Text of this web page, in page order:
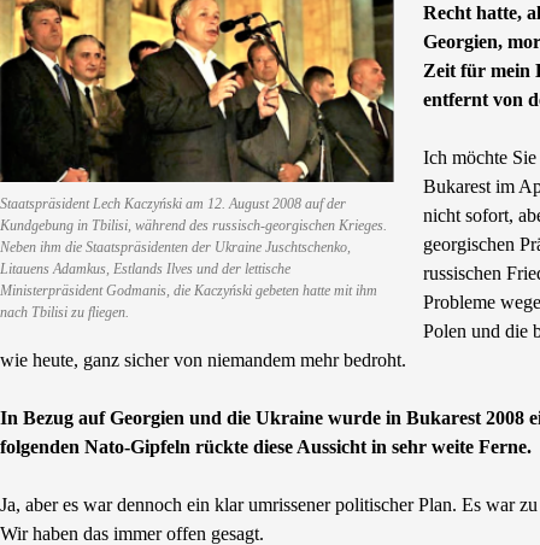
Staatspräsident Lech Kaczyński am 12. August 2008 auf der
Kundgebung in Tbilisi, während des russisch-georgischen Krieges.
Neben ihm die Staatspräsidenten der Ukraine Juschtschenko,
Litauens Adamkus, Estlands Ilves und der lettische
Ministerpräsident Godmanis, die Kaczyński gebeten hatte mit ihm
nach Tbilisi zu fliegen.
Recht hatte,
Georgien,
Zeit für mein
entfernt von
Ich möchte
Bukarest im
nicht sofort,
georgischen
russischen
Probleme
Polen und die
wie heute, ganz sicher von niemandem mehr bedroht.
In Bezug auf Georgien und die Ukraine wurde in Bukarest
folgenden Nato-Gipfeln rückte diese Aussicht in sehr weite Ferne.
Ja, aber es war dennoch ein klar umrissener politischer Plan. Es war
Wir haben das immer offen gesagt.